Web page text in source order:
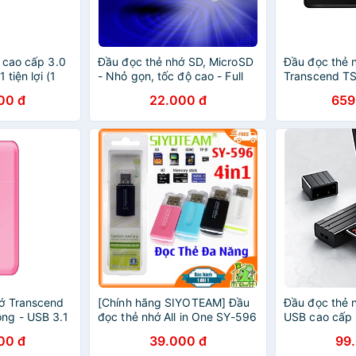
cấp 3.0
tiện lợi (1
đọc thẻ
chính hãng
đ
Đầu đọc thẻ nhớ SD, MicroSD
- Nhỏ gọn, tốc độ cao - Full
22.000 đ
Đầu đọc thẻ
Transcend
Transcend
- USB 3.1
đ
[Chính hãng SIYOTEAM] Đầu
đọc thẻ nhớ All in One SY-596
39.000 đ
Đầu đọc thẻ
USB cao cấp